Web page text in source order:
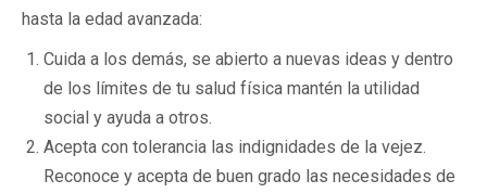
hasta la edad avanzada:
Cuida a los demás, se abierto a nuevas ideas y dentro
de los límites de tu salud física mantén la utilidad
social y ayuda a otros.
Acepta con tolerancia las indignidades de la vejez.
Reconoce y acepta de buen grado las necesidades de